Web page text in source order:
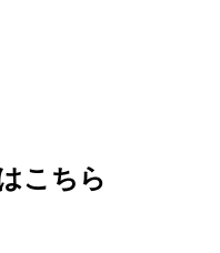
こちら